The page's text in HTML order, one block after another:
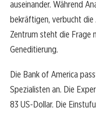
auseinander. Während
bekräftigen, verbucht die
Zentrum steht die Frage
Geneditierung.
Die Bank of America
Spezialisten an. Die
83 US-Dollar. Die